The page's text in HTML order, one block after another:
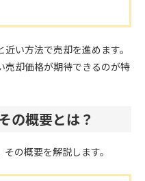
い方法で売却を進めます。
売却価格が期待できるのが特
の概要とは？
の概要を解説します。